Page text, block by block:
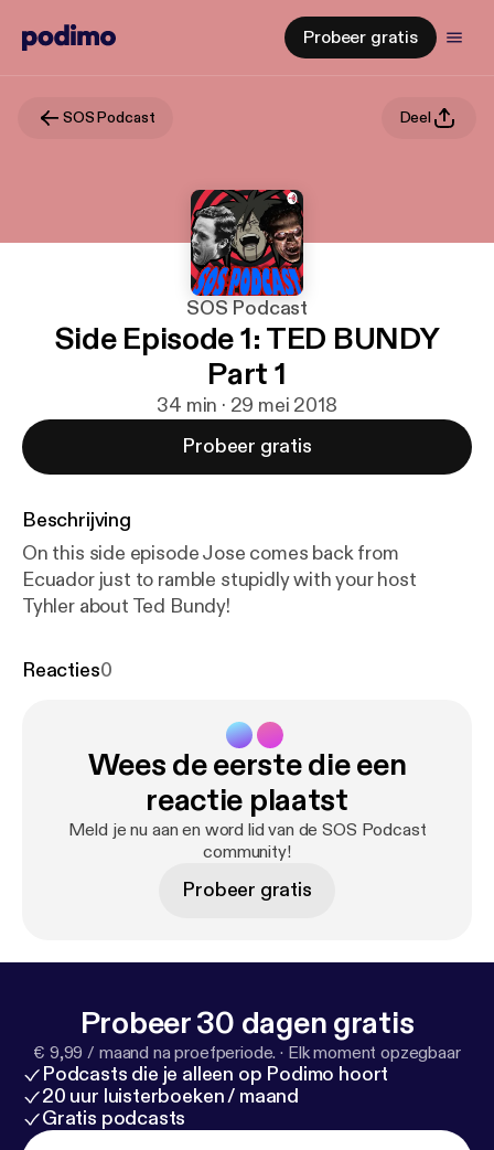
Probeer gratis
SOS Podcast Deel
SOS Podcast
Side Episode 1: TED BUNDY
Part 1
34 min · 29 mei 2018
Probeer gratis
Beschrijving
On this side episode Jose comes back from
Ecuador just to ramble stupidly with your host
Tyhler about Ted Bundy!
Reacties0
Wees de eerste die een
reactie plaatst
Meld je nu aan en word lid van de SOS Podcast
community!
Probeer gratis
Probeer 30 dagen gratis
€ 9,99 / maand na proefperiode. · Elk moment opzegbaar
Podcasts die je alleen op Podimo hoort
20 uur luisterboeken / maand
Gratis podcasts